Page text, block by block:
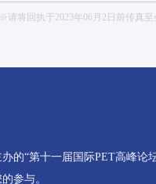
※请将回执于2023年06月2日前传真
“第十一届国际PET高峰论
参与。